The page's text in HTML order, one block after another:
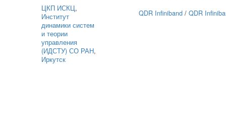
ЦКП ИСКЦ,
Институт
динамики систем
и теории
управления
(ИДСТУ) СО РАН,
Иркутск
QDR Infiniband / QDR